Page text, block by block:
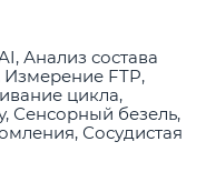
Анализ состава
Измерение FTP,
цикла,
Сенсорный безель,
Сосудистая